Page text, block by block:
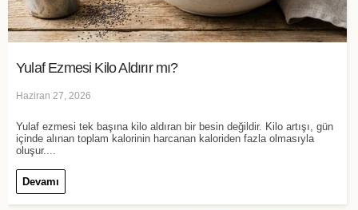
Yulaf Ezmesi Kilo Aldırır mı?
Haziran 27, 2026
Yulaf ezmesi tek başına kilo aldıran bir besin değildir. Kilo artışı, gün
içinde alınan toplam kalorinin harcanan kaloriden fazla olmasıyla
oluşur....
Devamı